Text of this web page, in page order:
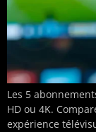
Les 5
HD ou 4K.
expérience